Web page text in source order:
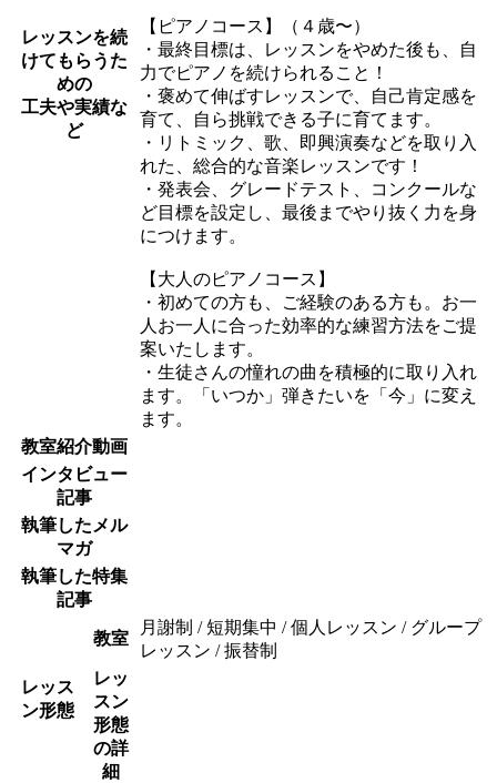
レッスンを続
けてもらうた
めの
工夫や実績な
ど
【ピアノコース】（４歳〜）
・最終目標は、レッスンをやめた後も、自
力でピアノを続けられること！
・褒めて伸ばすレッスンで、自己肯定感を
育て、自ら挑戦できる子に育てます。
・リトミック、歌、即興演奏などを取り入
れた、総合的な音楽レッスンです！
・発表会、グレードテスト、コンクールな
ど目標を設定し、最後までやり抜く力を身
につけます。
【大人のピアノコース】
・初めての方も、ご経験のある方も。お一
人お一人に合った効率的な練習方法をご提
案いたします。
・生徒さんの憧れの曲を積極的に取り入れ
ます。「いつか」弾きたいを「今」に変え
ます。
教室紹介動画
インタビュー
記事
執筆したメル
マガ
執筆した特集
記事
レッス
ン形態
教室
月謝制 / 短期集中 / 個人レッスン / グループ
レッスン / 振替制
レッ
スン
形態
の詳
細